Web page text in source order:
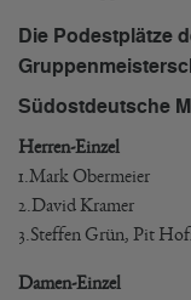
Die Podestplätze
Südostdeutsche
Herren-Einzel
1.Mark Obermeier
2.David Kramer
3.Steffen Grün, Pit
Damen-Einzel